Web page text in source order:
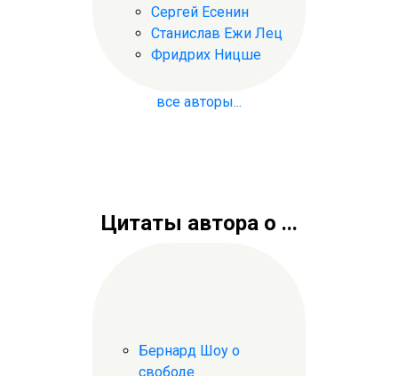
Сергей Есенин
Станислав Ежи Лец
Фридрих Ницше
все авторы...
Цитаты автора о ...
Бернард Шоу о
свободе